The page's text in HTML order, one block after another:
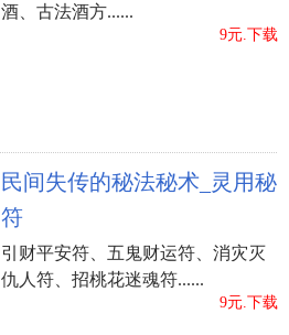
酒、古法酒方......
9元.下载
民间失传的秘法秘术_灵用秘
符
引财平安符、五鬼财运符、消灾灭
仇人符、招桃花迷魂符......
9元.下载